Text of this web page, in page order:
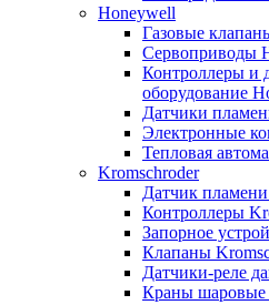
Honeywell
Газовые
Сервоприводы
Контроллеры и
оборудование
Датчики
Электронные
Тепловая
Kromschroder
Датчик
Контроллеры
Запорное
Клапаны
Датчики-реле
Краны